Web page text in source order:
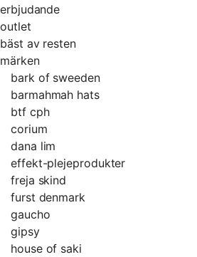
erbjudande
outlet
bäst av resten
märken
bark of sweeden
barmahmah hats
btf cph
corium
dana lim
effekt-plejeprodukter
freja skind
furst denmark
gaucho
gipsy
house of saki